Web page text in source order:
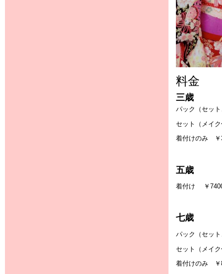
料金
三歳
パック（セッ
セット（メイ
着付けのみ ￥
五歳
着付け ￥
七歳
パック（セッ
セット（メイ
着付けのみ ￥